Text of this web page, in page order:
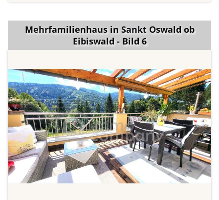
Mehrfamilienhaus in Sankt Oswald ob
Eibiswald - Bild 6